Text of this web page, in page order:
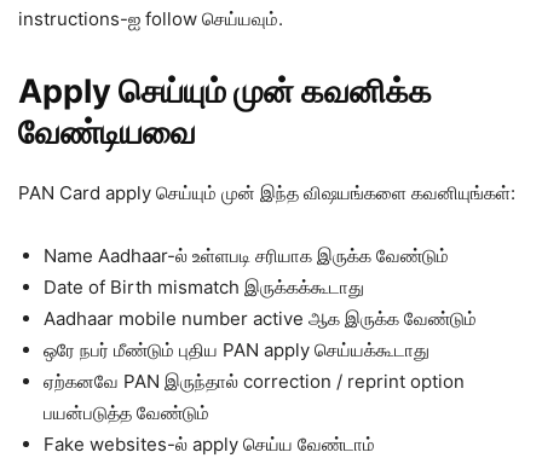
instructions-ஐ follow செய்யவும்.
Apply செய்யும் முன் கவனிக்க
வேண்டியவை
PAN Card apply செய்யும் முன் இந்த விஷயங்களை கவனியுங்கள்:
Name Aadhaar-ல் உள்ளபடி சரியாக இருக்க வேண்டும்
Date of Birth mismatch இருக்கக்கூடாது
Aadhaar mobile number active ஆக இருக்க வேண்டும்
ஒரே நபர் மீண்டும் புதிய PAN apply செய்யக்கூடாது
ஏற்கனவே PAN இருந்தால் correction / reprint option
பயன்படுத்த வேண்டும்
Fake websites-ல் apply செய்ய வேண்டாம்